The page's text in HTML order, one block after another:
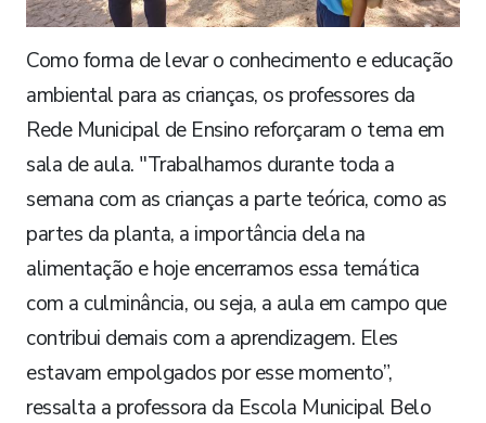
Como forma de levar o conhecimento e educação
ambiental para as crianças, os professores da
Rede Municipal de Ensino reforçaram o tema em
sala de aula. "Trabalhamos durante toda a
semana com as crianças a parte teórica, como as
partes da planta, a importância dela na
alimentação e hoje encerramos essa temática
com a culminância, ou seja, a aula em campo que
contribui demais com a aprendizagem. Eles
estavam empolgados por esse momento”,
ressalta a professora da Escola Municipal Belo